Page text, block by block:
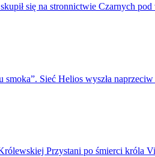
się na stronnictwie Czarnych
smoka”. Sieć Helios wyszła
Przystani po śmierci